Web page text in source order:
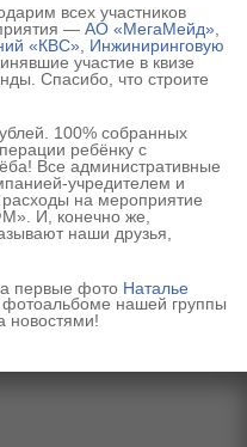
всех участников
— АО «МегаМейд»
«КВС» Инжиниринговую
участие в квизе
Спасибо, что строите
100% собранных
ребёнку с
Все административные
учредителем и
на мероприятие
И, конечно же,
наши друзья,
первые фото Наталье
нашей группы
новостями!